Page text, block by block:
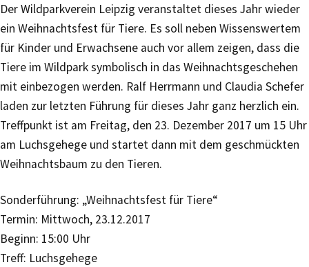
Der Wildparkverein Leipzig veranstaltet dieses Jahr wieder
ein Weihnachtsfest für Tiere. Es soll neben Wissenswertem
für Kinder und Erwachsene auch vor allem zeigen, dass die
Tiere im Wildpark symbolisch in das Weihnachtsgeschehen
mit einbezogen werden. Ralf Herrmann und Claudia Schefer
laden zur letzten Führung für dieses Jahr ganz herzlich ein.
Treffpunkt ist am Freitag, den 23. Dezember 2017 um 15 Uhr
am Luchsgehege und startet dann mit dem geschmückten
Weihnachtsbaum zu den Tieren.
Sonderführung: „Weihnachtsfest für Tiere“
Termin: Mittwoch, 23.12.2017
Beginn: 15:00 Uhr
Treff: Luchsgehege